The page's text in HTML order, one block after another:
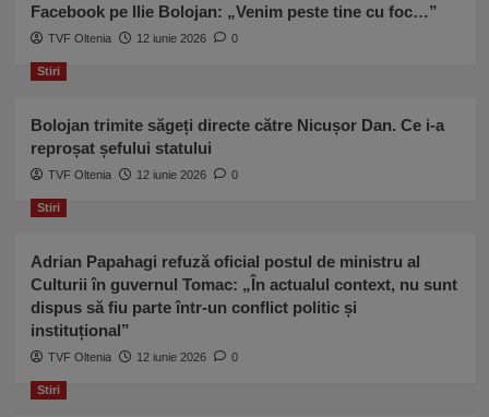
Facebook pe Ilie Bolojan: „Venim peste tine cu foc…”
TVF Oltenia 12 iunie 2026 0
Stiri
Bolojan trimite săgeți directe către Nicușor Dan. Ce i-a
reproșat șefului statului
TVF Oltenia 12 iunie 2026 0
Stiri
Adrian Papahagi refuză oficial postul de ministru al
Culturii în guvernul Tomac: „În actualul context, nu sunt
dispus să fiu parte într-un conflict politic și
instituțional”
TVF Oltenia 12 iunie 2026 0
Stiri